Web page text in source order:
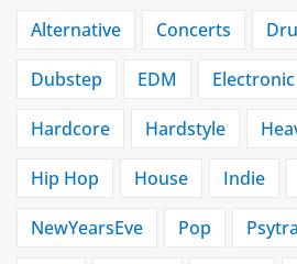
Alternative Concerts
Dubstep EDM Electronic
Hardcore Hardstyle
Hip Hop House Indie
NewYearsEve Pop